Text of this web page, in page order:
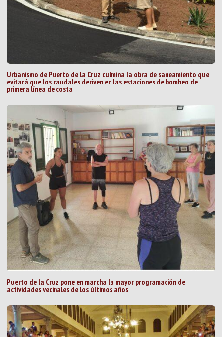
Urbanismo de Puerto de la Cruz culmina la obra de saneamiento que
evitará que los caudales deriven en las estaciones de bombeo de
primera línea de costa
Puerto de la Cruz pone en marcha la mayor programación de
actividades vecinales de los últimos años